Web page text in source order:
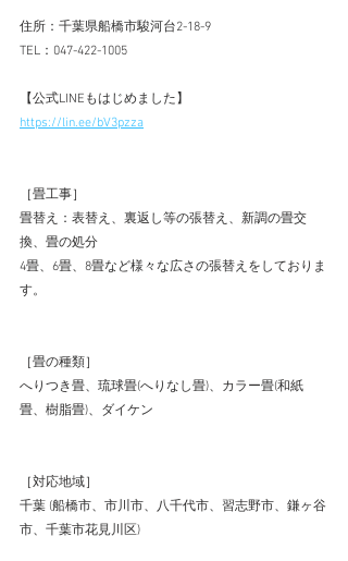
住所：千葉県船橋市駿河台2-18-9
TEL：047-422-1005
【公式LINEもはじめました】
https://lin.ee/bV3pzza
［畳工事］
畳替え：表替え、裏返し等の張替え、新調の畳交
換、畳の処分
4畳、6畳、8畳など様々な広さの張替えをしておりま
す。
［畳の種類］
へりつき畳、琉球畳(へりなし畳)、カラー畳(和紙
畳、樹脂畳)、ダイケン
［対応地域］
千葉 (船橋市、市川市、八千代市、習志野市、鎌ヶ谷
市、千葉市花見川区)